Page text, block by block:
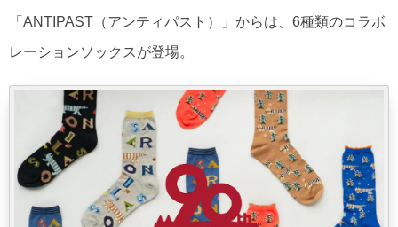
「ANTIPAST（アンティパスト）」からは、6種類のコラボ
レーションソックスが登場。